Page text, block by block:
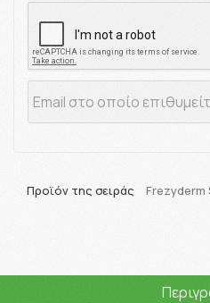
Προϊόν της σειράς Frezyderm